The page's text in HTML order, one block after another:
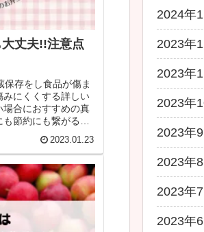
丈夫!!注意点
存をし食品が傷ま
みにくくする詳しい
合におすすめの真
節約にも繋がるお
2023.01.23
2024年1
2023年
2023年
2023年
2023年9
2023年8
2023年7
2023年6